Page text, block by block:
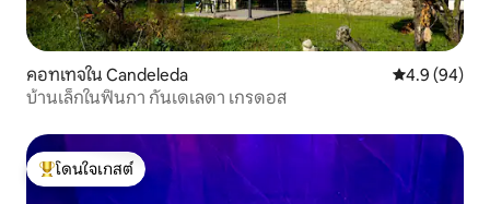
คอทเทจใน Candeleda คะแนนเฉลี่ย
4.9 (94)
บ้านเล็กในฟินกา กันเดเลดา เกรดอส
โดนใจเกสต์ที่สุด
โดนใจเกสต์